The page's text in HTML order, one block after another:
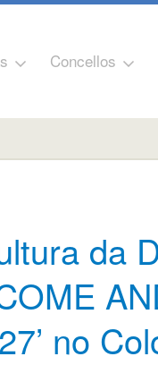
Concellos
da
no